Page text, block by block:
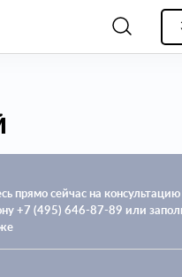
прямо сейчас на консультацию
+7 (495) 646-87-89 или